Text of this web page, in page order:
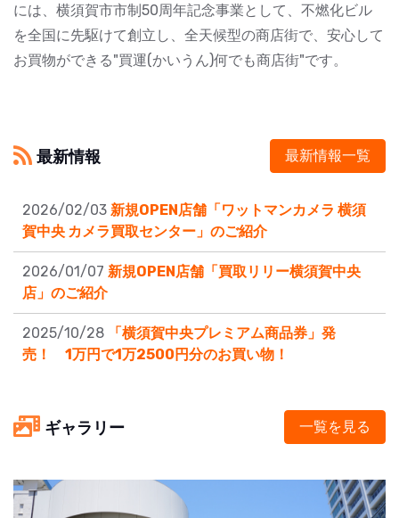
には、横須賀市市制50周年記念事業として、不燃化ビル
を全国に先駆けて創立し、全天候型の商店街で、安心して
お買物ができる"買運(かいうん)何でも商店街"です。
最新情報 最新情報一覧
2026/02/03 新規OPEN店舗「ワットマンカメラ 横須
賀中央 カメラ買取センター」のご紹介
2026/01/07 新規OPEN店舗「買取リリー横須賀中央
店」のご紹介
2025/10/28
「横須賀中央プレミアム商品券」発
売！ 1万円で1万2500円分のお買い物！
ギャラリー 一覧を見る